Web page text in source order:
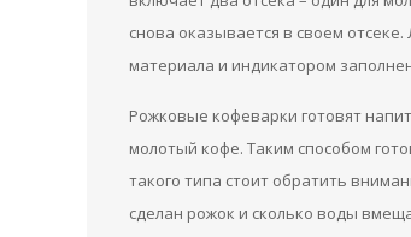
снова оказывается в своем
материала и индикатором
Рожковые кофеварки готовят
молотый кофе. Таким способом
такого типа стоит обратить
сделан рожок и сколько воды